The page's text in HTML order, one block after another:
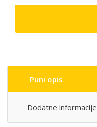
Puni opis
Dodatne informacije